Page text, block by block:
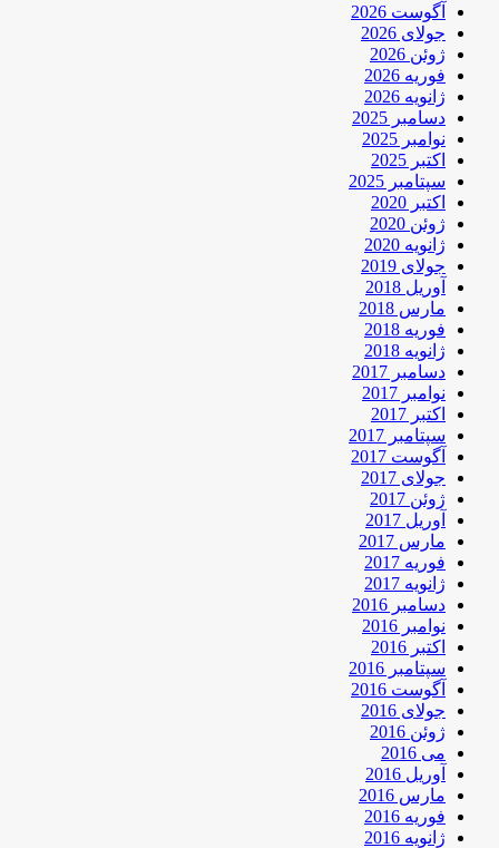
آگوست 2026
جولای 2026
ژوئن 2026
فوریه 2026
ژانویه 2026
دسامبر 2025
نوامبر 2025
اکتبر 2025
سپتامبر 2025
اکتبر 2020
ژوئن 2020
ژانویه 2020
جولای 2019
آوریل 2018
مارس 2018
فوریه 2018
ژانویه 2018
دسامبر 2017
نوامبر 2017
اکتبر 2017
سپتامبر 2017
آگوست 2017
جولای 2017
ژوئن 2017
آوریل 2017
مارس 2017
فوریه 2017
ژانویه 2017
دسامبر 2016
نوامبر 2016
اکتبر 2016
سپتامبر 2016
آگوست 2016
جولای 2016
ژوئن 2016
می 2016
آوریل 2016
مارس 2016
فوریه 2016
ژانویه 2016